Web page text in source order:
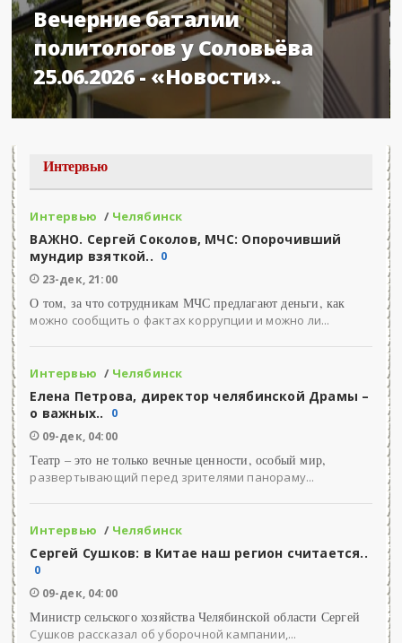
Вечерние баталии
политологов у Соловьёва
25.06.2026 - «Новости»..
Интервью
Интервью / Челябинск
ВАЖНО. Сергей Соколов, МЧС: Опорочивший
мундир взяткой.. 0
23-дек, 21:00
О том, за что сотрудникам МЧС предлагают деньги, как
можно сообщить о фактах коррупции и можно ли...
Интервью / Челябинск
Елена Петрова, директор челябинской Драмы –
о важных..
0
09-дек, 04:00
Театр – это не только вечные ценности, особый мир,
развертывающий перед зрителями панораму...
Интервью / Челябинск
Сергей Сушков: в Китае наш регион считается..
0
09-дек, 04:00
Министр сельского хозяйства Челябинской области Сергей
Сушков рассказал об уборочной кампании,...